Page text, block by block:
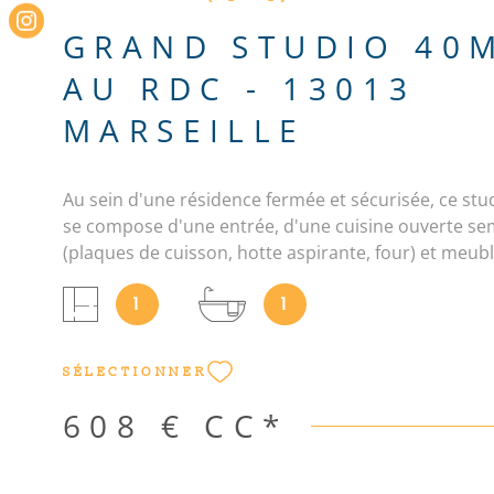
GRAND STUDIO
AU RDC - 13013
MARSEILLE
Au sein d'une résidence fermée et sécurisée, ce
se compose d'une entrée, d'une cuisine ouverte
(plaques de cuisson, hotte aspirante, four) et
grande pièce de vie, d'une belle terrasse sans vis-à-
salle de bain avec sèche serviette, d'un WC séparé.
(fermé) en sous-sol complète ce logement. Les
les risques auxquels ce bien est exposé sont
site Géorisques : www. georisques. gouv. fr Les
les risques auxquels ce bien est exposé sont
site Géorisques
1 1
SÉLECTIONNER
608 € CC*